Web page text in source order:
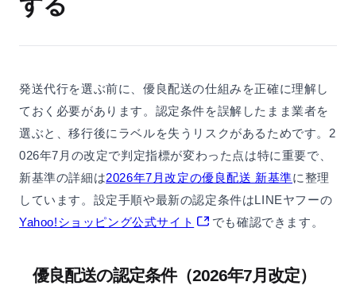
発送代行を選ぶ前に、優良配送の仕組みを正確に理解し
ておく必要があります。認定条件を誤解したまま業者を
選ぶと、移行後にラベルを失うリスクがあるためです。2
026年7月の改定で判定指標が変わった点は特に重要で、
新基準の詳細は2026年7月改定の優良配送 新基準に整理
しています。設定手順や最新の認定条件はLINEヤフーの
Yahoo!ショッピング公式サイト
でも確認できます。
優良配送の認定条件（2026年7月改定）